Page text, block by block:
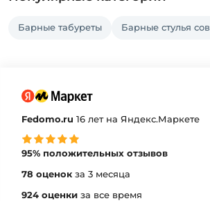
Барные табуреты Барные стулья
Fedomo.ru 16 лет на Яндекс.Маркете
95% положительных отзывов
78 оценок за 3 месяца
924 оценки за все время